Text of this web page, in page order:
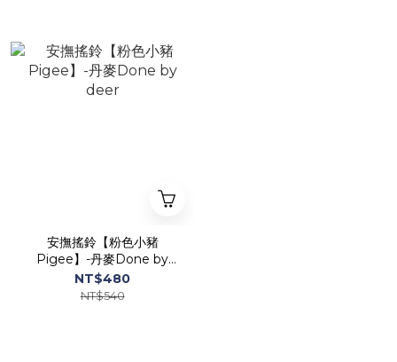
安撫搖鈴【粉色小豬
Pigee】-丹麥Done by
deer
NT$480
NT$540